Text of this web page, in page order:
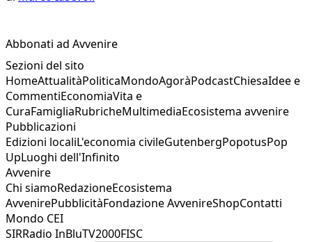
Abbonati ad Avvenire
Sezioni del sito
HomeAttualitàPoliticaMondoAgoràPodcastChiesaIdee e
CommentiEconomiaVita e
CuraFamigliaRubricheMultimediaEcosistema avvenire
Pubblicazioni
Edizioni localiL'economia civileGutenbergPopotusPop
UpLuoghi dell'Infinito
Avvenire
Chi siamoRedazioneEcosistema
AvvenirePubblicitàFondazione AvvenireShopContatti
Mondo CEI
SIRRadio InBluTV2000FISC